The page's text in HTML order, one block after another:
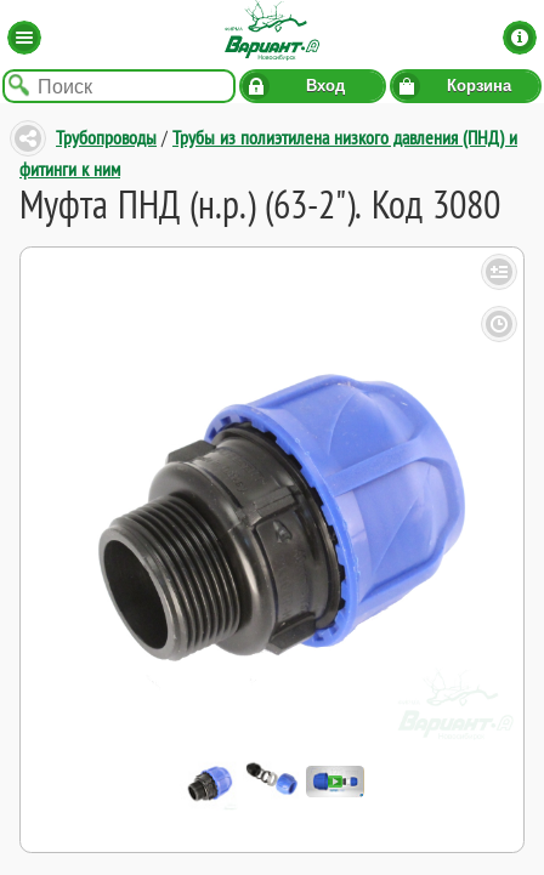
Вход Корзина
Трубопроводы / Трубы из полиэтилена низкого давления (ПНД) и
фитинги к ним
Муфта ПНД (н.р.) (63-2"). Код 3080